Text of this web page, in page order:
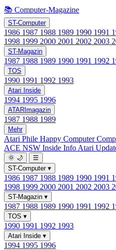
📚 Computer-Magazine
ST-Computer
1986 1987 1988 1989 1990 1991
1998 1999 2000 2001 2002 2003
ST-Magazin
1987 1988 1989 1990 1991 1992
TOS
1990 1991 1992 1993
Atari Inside
1994 1995 1996
ATARImagazin
1987 1988 1989
Mehr
Atari Phile Happy Computer
ACE NSW Inside Info Atari
🌞 🌙
☰
ST-Computer ▾
1986 1987 1988 1989 1990 1991
1998 1999 2000 2001 2002 2003
ST-Magazin ▾
1987 1988 1989 1990 1991 1992
TOS ▾
1990 1991 1992 1993
Atari Inside ▾
1994 1995 1996